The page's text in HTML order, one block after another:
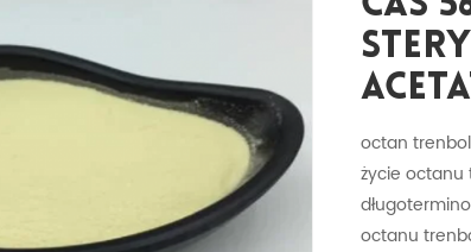
octan
życie octanu
octanu